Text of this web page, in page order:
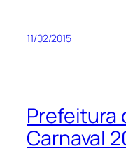
11/02/2015
Prefeitura
Carnaval